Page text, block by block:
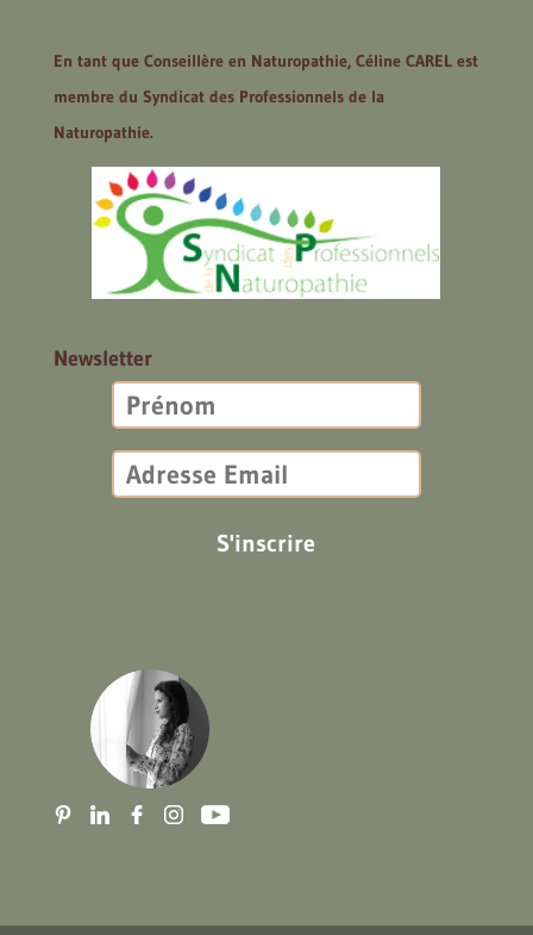
En tant que Conseillère en Naturopathie, Céline CAREL est
membre du Syndicat des Professionnels de la
Naturopathie.
Newsletter